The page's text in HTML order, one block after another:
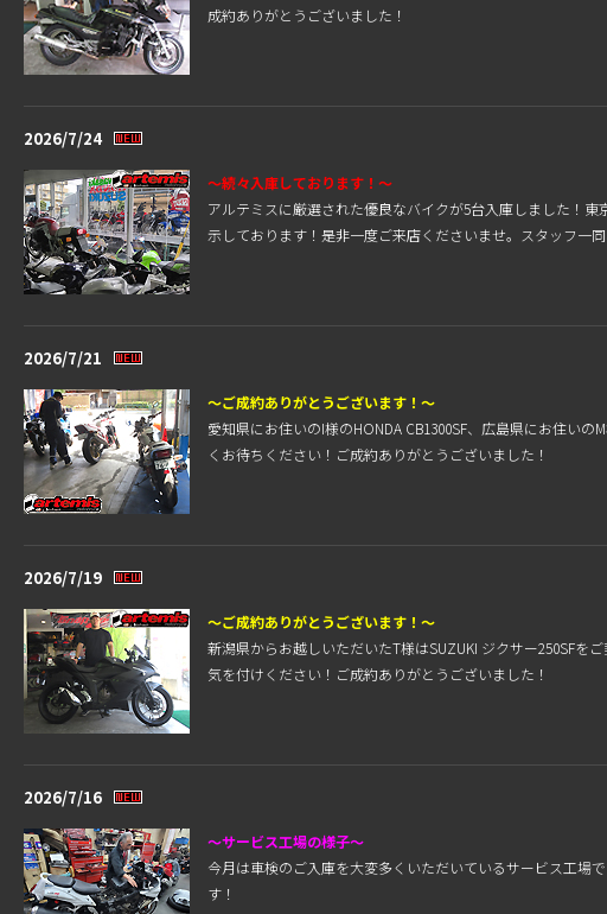
成約ありがとうございました！
2026/7/24
～続々入庫しております！～
アルテミスに厳選された優良なバイクが5台入庫しました！
示しております！是非一度ご来店くださいませ。スタッフ一同
2026/7/21
～ご成約ありがとうございます！～
愛知県にお住いのI様のHONDA CB1300SF、広島県にお住い
くお待ちください！ご成約ありがとうございました！
2026/7/19
～ご成約ありがとうございます！～
新潟県からお越しいただいたT様はSUZUKI ジクサー250SF
気を付けください！ご成約ありがとうございました！
2026/7/16
～サービス工場の様子～
今月は車検のご入庫を大変多くいただいているサービス工場
す！